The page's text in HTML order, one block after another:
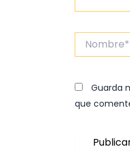
Nombre*
Guarda
que